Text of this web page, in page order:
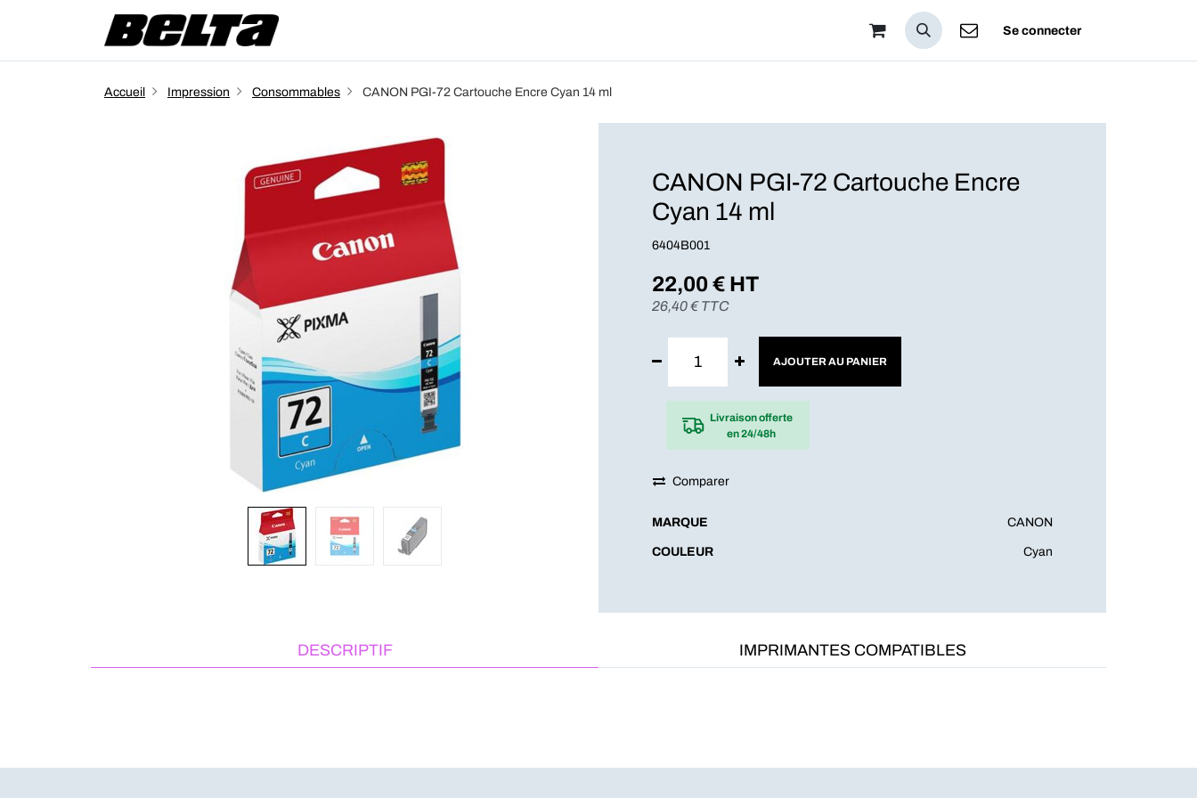
Se connecter
Accueil Impression Consommables CANON PGI-72 Cartouche Encre Cyan 14 ml
CANON PGI-72 Cartouche Encre
Cyan 14 ml
6404B001
22,00€ HT
26,40€ TTC
AJOUTER AU PANIER
Livraison offerte
en 24/48h
Comparer
MARQUE CANON
COULEUR Cyan
DESCRIPTIF IMPRIMANTES COMPATIBLES